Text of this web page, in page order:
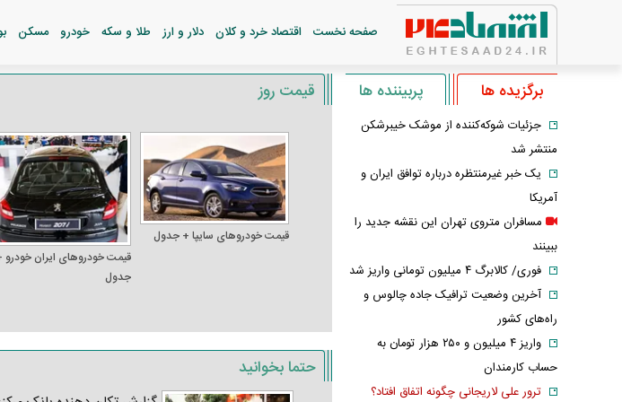
صفحه نخست اقتصاد خرد و کلان دلار و ارز طلا و سکه خودرو مسکن
قیمت روز
قیمت خودرو‌های سایپا + جدول
قیمت خودرو‌های ایران خودرو
جدول
حتما بخوانید
برگزیده ها پربیننده ها
جزئیات شوکه‌کننده از موشک خیبرشکن
منتشر شد
یک خبر غیرمنتظره درباره توافق ایران و
آمریکا
مسافران متروی تهران این نقشه جدید را
ببینند
فوری/ کالابرگ ۴ میلیون تومانی واریز شد
آخرین وضعیت ترافیک جاده چالوس و
راه‌های کشور
واریز ۴ میلیون و ۲۵۰ هزار تومان به
حساب کارمندان
ترور علی لاریجانی چگونه اتفاق افتاد؟